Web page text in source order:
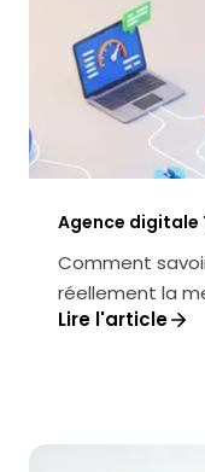
Agence digitale
produit (RUM)
conversion
Comment
réellement la
Comment
Lire l'article